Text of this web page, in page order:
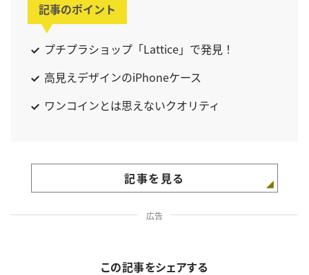
記事のポイント
プチプラショップ「Lattice」で発見！
高見えデザインのiPhoneケース
ワンコインとは思えないクオリティ
記事を見る
広告
この記事をシェアする